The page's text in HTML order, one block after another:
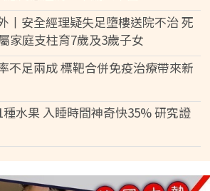
丨安全經理疑失足墮樓送院不治 死
家庭支柱育7歲及3歲子女
不足兩成 標靶合併免疫治療帶來新
水果 入睡時間神奇快35% 研究證